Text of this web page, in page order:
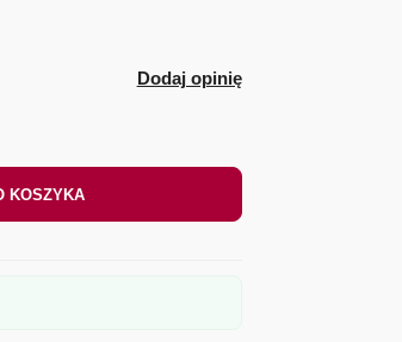
Dodaj opinię
KOSZYKA